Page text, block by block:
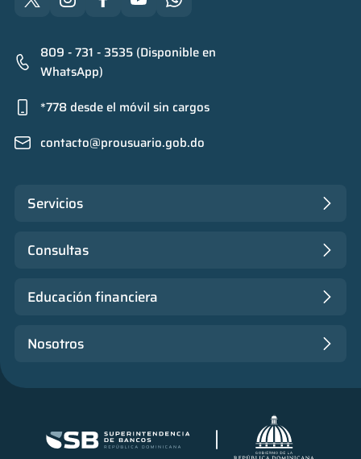
809 - 731 - 3535 (Disponible en
WhatsApp)
*778 desde el móvil sin cargos
contacto@prousuario.gob.do
Servicios
Consultas
Educación financiera
Nosotros